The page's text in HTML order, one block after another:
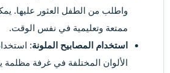
واطلب من الطفل العثور عليها.
ممتعة وتعليمية في نفس الوقت.
استخدام المصابيح الملونة:
الألوان المختلفة في غرفة